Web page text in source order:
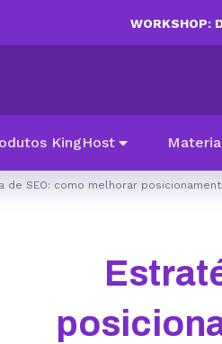
WORKSHOP:
KingHost
de SEO: como melhorar